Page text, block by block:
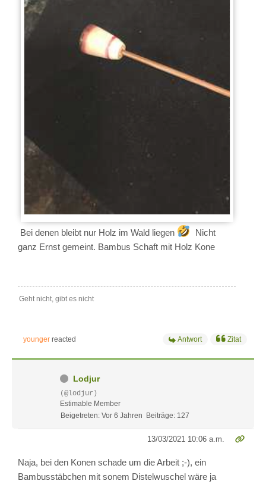
Bei denen bleibt nur Holz im Wald liegen
Nicht
ganz Ernst gemeint. Bambus Schaft mit Holz Kone
Geht nicht, gibt es nicht
younger reacted Antwort Zitat
Lodjur
(@lodjur)
Estimable Member
Beigetreten: Vor 6 Jahren
Beiträge: 127
13/03/2021 10:06 a.m.
Naja, bei den Konen schade um die Arbeit ;-), ein
Bambusstäbchen mit sonem Distelwuschel wäre ja